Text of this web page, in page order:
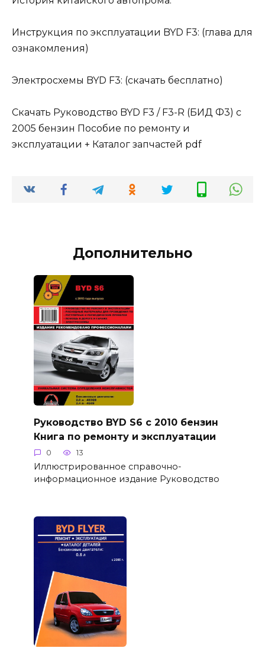
Инструкция по эксплуатации BYD F3: (глава для
ознакомления)
Электросхемы BYD F3: (скачать бесплатно)
Скачать Руководство BYD F3 / F3-R (БИД Ф3) с
2005 бензин Пособие по ремонту и
эксплуатации + Каталог запчастей pdf
Дополнительно
Руководство BYD S6 с 2010 бензин
Книга по ремонту и эксплуатации
0 13
Иллюстрированное справочно-
информационное издание Руководство